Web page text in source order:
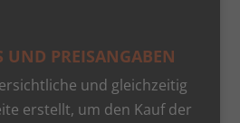
UND PREISANGABEN
und gleichzeitig
erstellt, um den Kauf der